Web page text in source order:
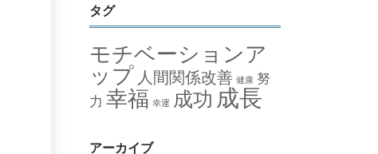
タグ
モチベーションア
ップ 人間関係改善 健康 努
力 幸福 幸運 成功 成長
アーカイブ